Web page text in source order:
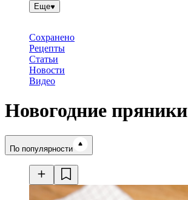
Еще
Сохранено
Рецепты
Статьи
Новости
Видео
Новогодние пряники
Время готовки
По популярности